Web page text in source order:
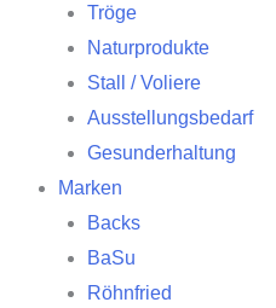
Tröge
Naturprodukte
Stall / Voliere
Ausstellungsbedarf
Gesunderhaltung
Marken
Backs
BaSu
Röhnfried